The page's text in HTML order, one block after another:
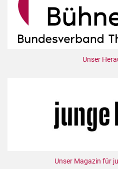
Unser
Unser Magazin für